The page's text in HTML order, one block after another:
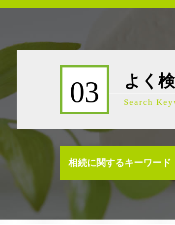
03 よく
Search
相続に関するキーワード
相続放棄 必要書類
事業承継 株式譲渡
遺産相続 限定承認とは